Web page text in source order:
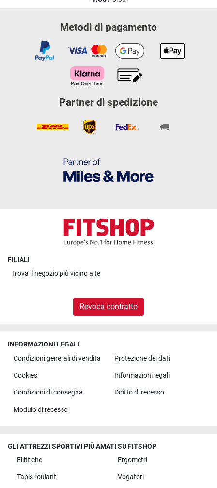
Metodi di pagamento
Partner di spedizione
FILIALI
Trova il negozio più vicino a te
Revoca contratto
INFORMAZIONI LEGALI
Condizioni generali di vendita
Protezione dei dati
Cookies Informazioni legali
Condizioni di consegna Diritto di recesso
Modulo di recesso
GLI ATTREZZI SPORTIVI PIÙ AMATI SU FITSHOP
Ellittiche
Ergometri
Tapis roulant Vogatori